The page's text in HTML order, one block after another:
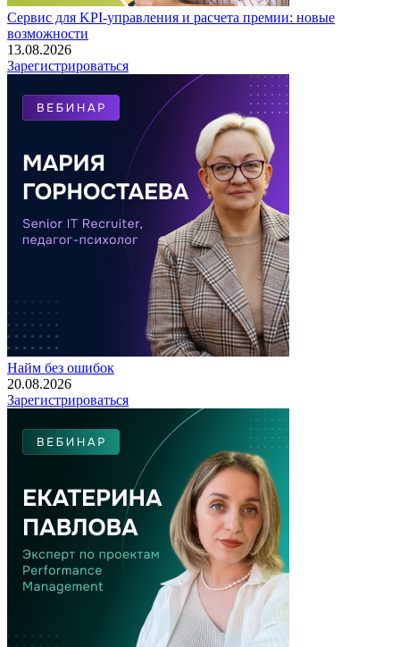
Сервис для KPI-управления и расчета премии: новые
возможности
13.08.2026
Зарегистрироваться
Найм без ошибок
20.08.2026
Зарегистрироваться